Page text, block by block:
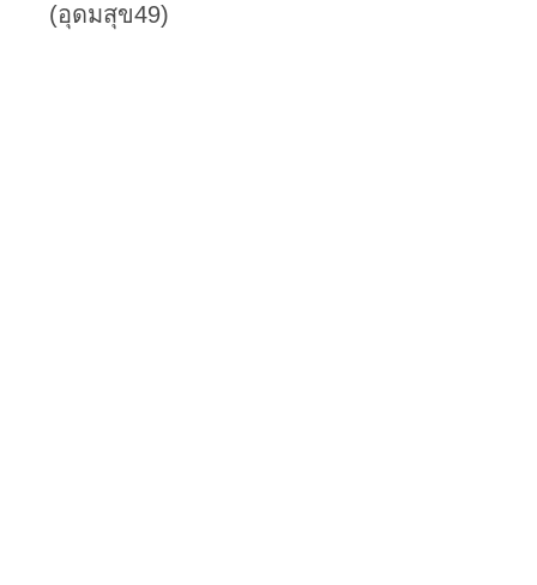
(อุดมสุข49)